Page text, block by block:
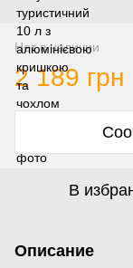
Нет в наличии
2 189 грн
В
Описание